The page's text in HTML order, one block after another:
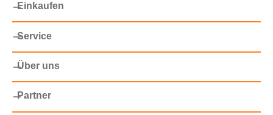
Einkaufen
Service
Über uns
Partner